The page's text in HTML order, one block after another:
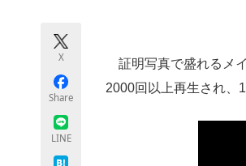
ちょっと気になるネット
X
Share
LINE
証明写真で盛れるメ
2000回以上再生され、